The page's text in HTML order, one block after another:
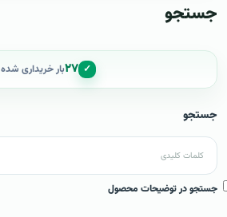
جستجو
✓ ۲۷بار خریداری شده
جستجو
جستجو در توضیحات محصول